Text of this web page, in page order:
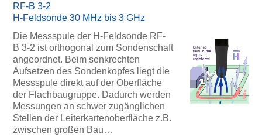
RF-B 3-2
H-Feldsonde 30 MHz bis 3 GHz
Die Messspule der H-Feldsonde RF-
B 3-2 ist orthogonal zum Sondenschaft
angeordnet. Beim senkrechten
Aufsetzen des Sondenkopfes liegt die
Messspule direkt auf der Oberfläche
der Flachbaugruppe. Dadurch werden
Messungen an schwer zugänglichen
Stellen der Leiterkartenoberfläche z.B.
zwischen großen Bau…